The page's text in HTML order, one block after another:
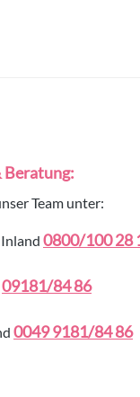
Beratung:
Team unter:
0800/100 28
09181/84 86
0049 9181/84 86